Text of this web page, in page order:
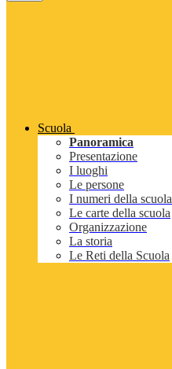
Scuola
Panoramica
Presentazione
I luoghi
Le persone
I numeri della scuola
Le carte della scuola
Organizzazione
La storia
Le Reti della Scuola